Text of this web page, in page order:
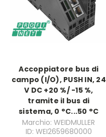
Accoppiatore bus di
campo (I/O), PUSH IN, 24
V DC +20 %/ -15 %,
tramite il bus di
sistema, 0 °C...50 °C
Marchio: WEIDMULLER
ID: WEI2659680000